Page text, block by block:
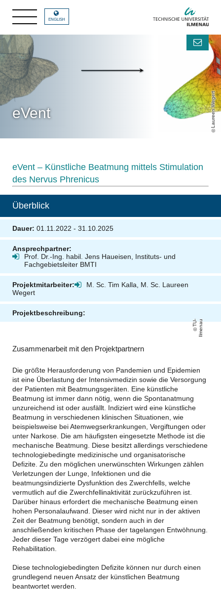
Laureen Wegert
ENGLISH
eVent
eVent – Künstliche Beatmung mittels Stimulation
des Nervus Phrenicus
Überblick
Dauer: 01.11.2022 - 31.10.2025
Ansprechpartner:
Prof. Dr.-Ing. habil. Jens Haueisen, Instituts- und
Fachgebietsleiter BMTI
Projektmitarbeiter: M. Sc. Tim Kalla , M. Sc. Laureen
Wegert
Projektbeschreibung:
T
U
-
Il
m
e
n
au
Zusammenarbeit mit den Projektpartnern
Die größte Herausforderung von Pandemien und Epidemien
ist eine Überlastung der Intensivmedizin sowie die Versorgung
der Patienten mit Beatmungsgeräten. Eine künstliche
Beatmung ist immer dann nötig, wenn die Spontanatmung
unzureichend ist oder ausfällt. Indiziert wird eine künstliche
Beatmung in verschiedenen klinischen Situationen, wie
beispielsweise bei Atemwegserkrankungen, Vergiftungen oder
unter Narkose. Die am häufigsten eingesetzte Methode ist die
mechanische Beatmung. Diese besitzt allerdings verschiedene
technologiebedingte medizinische und organisatorische
Defizite. Zu den möglichen unerwünschten Wirkungen zählen
Verletzungen der Lunge, Infektionen und die
beatmungsindizierte Dysfunktion des Zwerchfells, welche
vermutlich auf die Zwerchfellinaktivität zurückzuführen ist.
Darüber hinaus erfordert die mechanische Beatmung einen
hohen Personalaufwand. Dieser wird nicht nur in der aktiven
Zeit der Beatmung benötigt, sondern auch in der
anschließenden kritischen Phase der tagelangen Entwöhnung.
Jeder dieser Tage verzögert dabei eine mögliche
Rehabilitation.
Diese technologiebedingten Defizite können nur durch einen
grundlegend neuen Ansatz der künstlichen Beatmung
beantwortet werden.